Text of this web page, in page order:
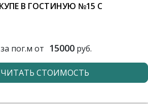
В ГОСТИНУЮ №15 С
пог.м от 15000руб.
СТОИМОСТЬ